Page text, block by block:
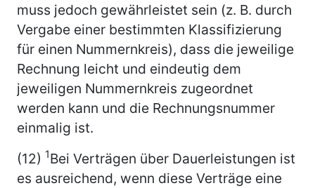
muss jedoch gewährleistet sein (z. B. durch
Vergabe einer bestimmten Klassifizierung
für einen Nummernkreis), dass die jeweilige
Rechnung leicht und eindeutig dem
jeweiligen Nummernkreis zugeordnet
werden kann und die Rechnungsnummer
einmalig ist.
(12) 1Bei Verträgen über Dauerleistungen ist
es ausreichend, wenn diese Verträge eine